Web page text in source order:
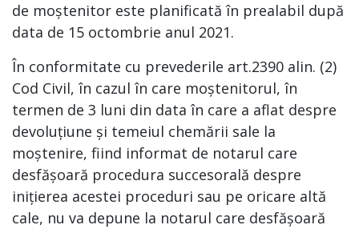
de moștenitor este planificată în prealabil după
data de 15 octombrie anul 2021.
În conformitate cu prevederile art.2390 alin. (2)
Cod Civil, în cazul în care moștenitorul, în
termen de 3 luni din data în care a aflat despre
devoluțiune și temeiul chemării sale la
moștenire, fiind informat de notarul care
desfășoară procedura succesorală despre
inițierea acestei proceduri sau pe oricare altă
cale, nu va depune la notarul care desfășoară